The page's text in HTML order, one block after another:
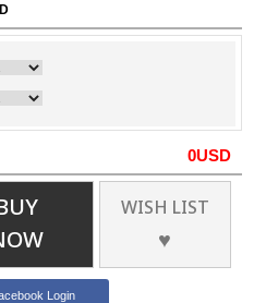
0USD
WISH LIST
♥
Login